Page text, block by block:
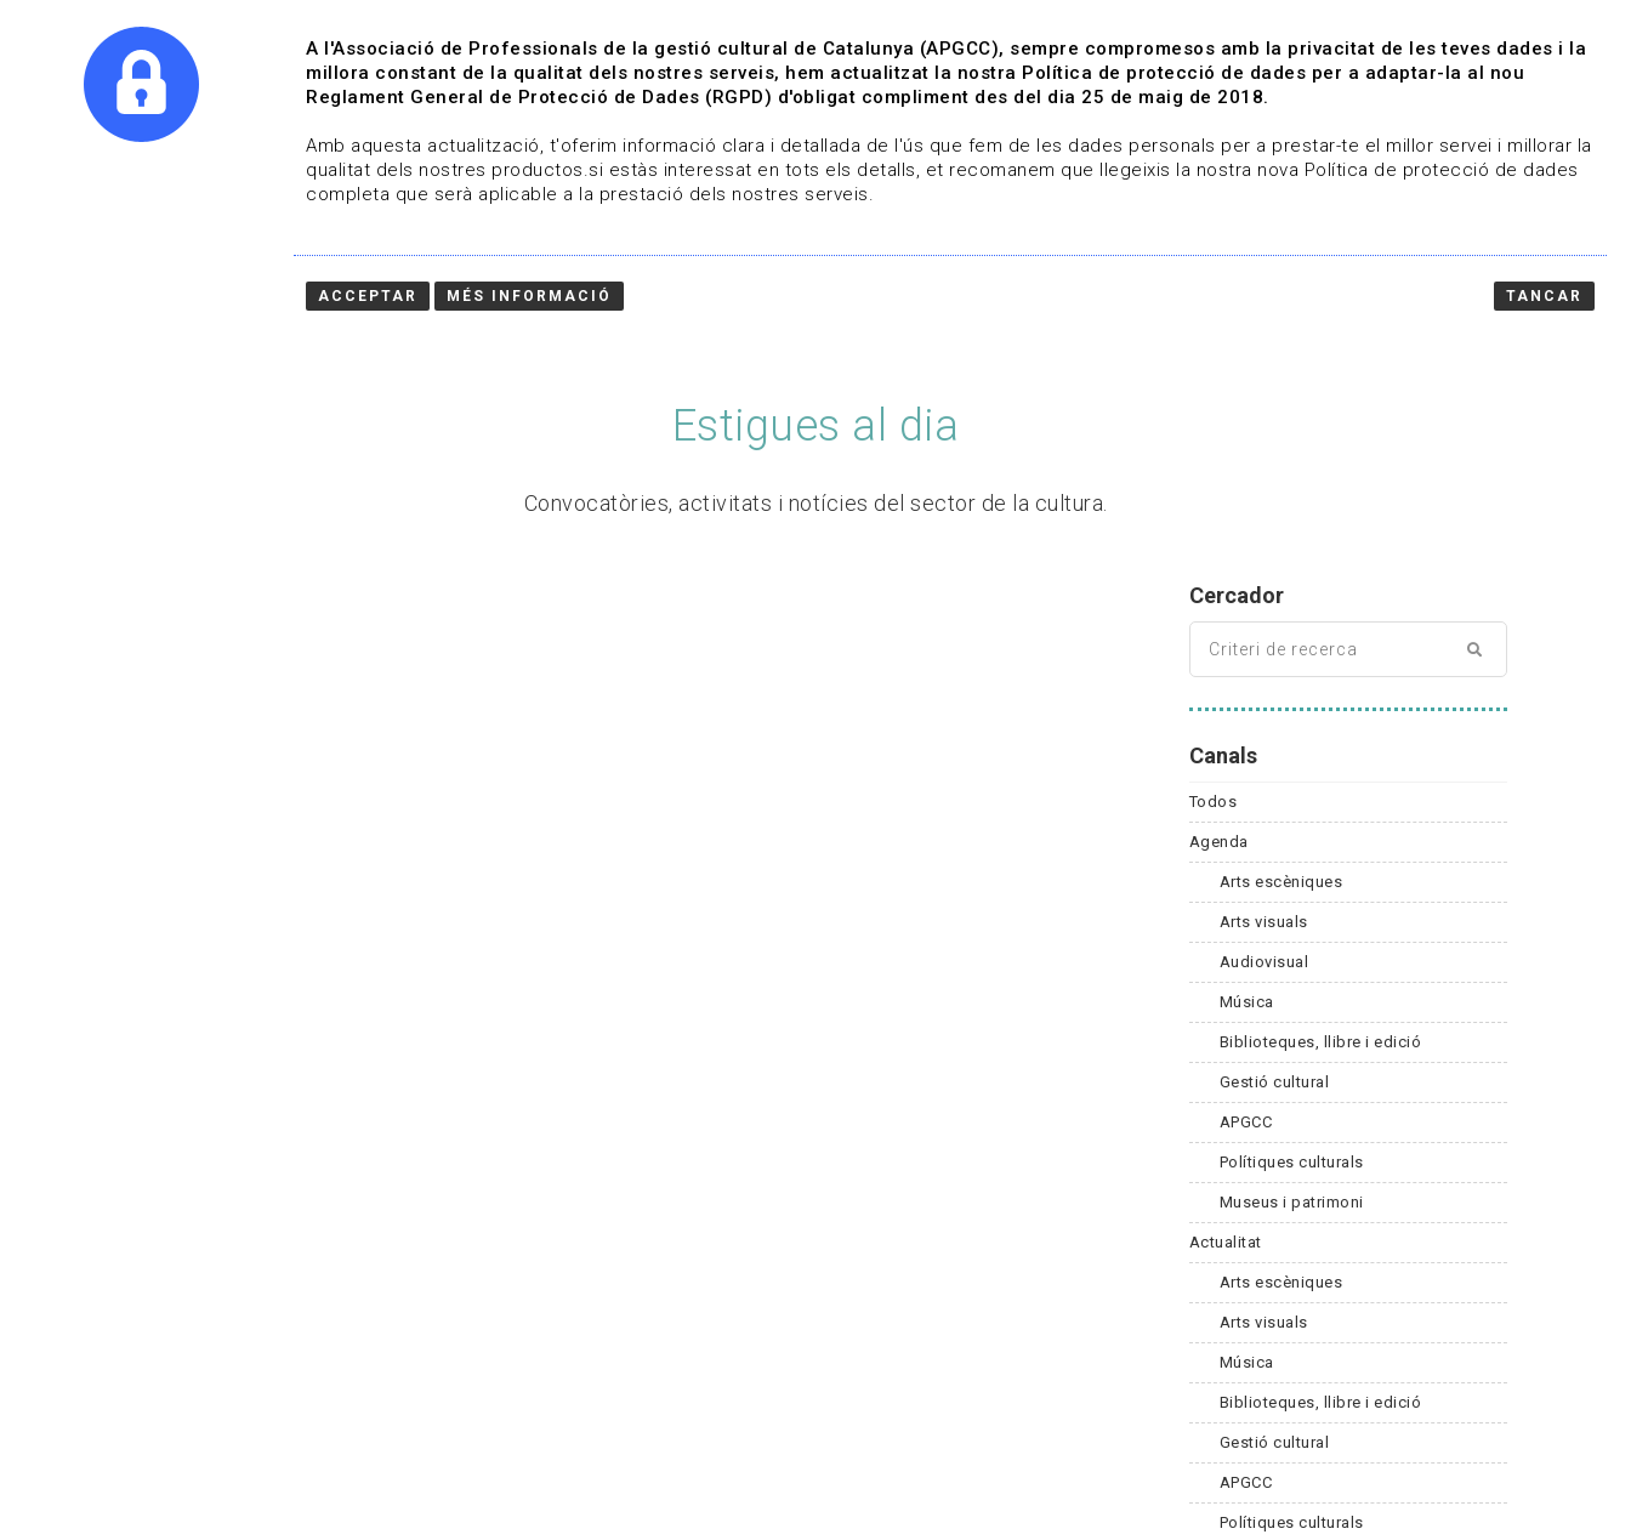
Qui som Línies de treball Projectes Serveis A qui representem Contacte
Estigues al dia
Convocatòries, activitats i notícies del sector de la cultura.
Cercador
Canals
Todos
Agenda
Arts escèniques
Arts visuals
Audiovisual
Música
Biblioteques, llibre i edició
Gestió cultural
APGCC
Polítiques culturals
Museus i patrimoni
Actualitat
Arts escèniques
Arts visuals
Música
Biblioteques, llibre i edició
Gestió cultural
APGCC
Polítiques culturals
A l'Associació de Professionals de la gestió cultural de Catalunya (APGCC), sempre compromesos amb la privacitat de les teves dades i la
millora constant de la qualitat dels nostres serveis, hem actualitzat la nostra Política de protecció de dades per a adaptar-la al nou
Reglament General de Protecció de Dades (RGPD) d'obligat compliment des del dia 25 de maig de 2018.
Amb aquesta actualització, t'oferim informació clara i detallada de l'ús que fem de les dades personals per a prestar-te el millor servei i millorar la
qualitat dels nostres productos.si estàs interessat en tots els detalls, et recomanem que llegeixis la nostra nova Política de protecció de dades
completa que serà aplicable a la prestació dels nostres serveis.
ACCEPTAR MÉS INFORMACIÓ TANCAR